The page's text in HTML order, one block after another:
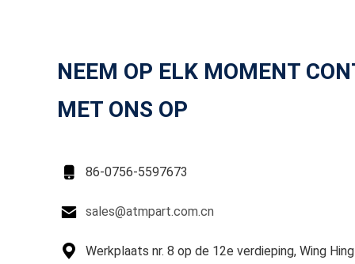
NEEM OP ELK MOMENT
MET ONS OP
 86-0756-5597673
 sales@atmpart.com.cn

Werkplaats nr. 8 op de 12e verdieping, Wing